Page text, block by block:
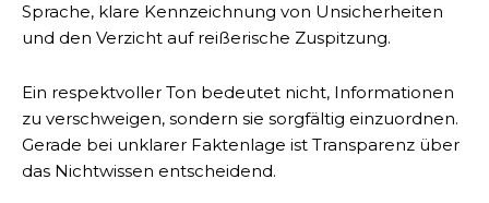
Sprache, klare Kennzeichnung von Unsicherheiten
und den Verzicht auf reißerische Zuspitzung.
Ein respektvoller Ton bedeutet nicht, Informationen
zu verschweigen, sondern sie sorgfältig einzuordnen.
Gerade bei unklarer Faktenlage ist Transparenz über
das Nichtwissen entscheidend.